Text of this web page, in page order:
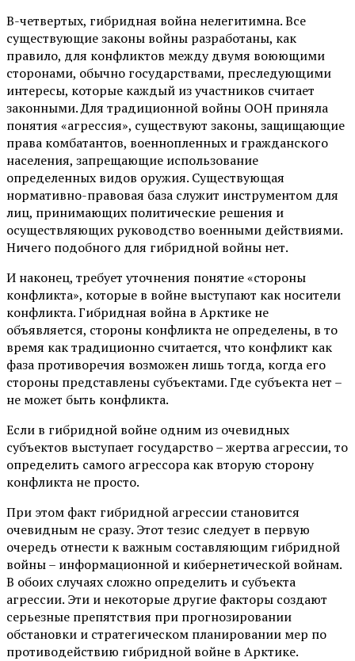
В-четвертых, гибридная война нелегитимна. Все
существующие законы войны разработаны, как
правило, для конфликтов между двумя воюющими
сторонами, обычно государствами, преследующими
интересы, которые каждый из участников считает
законными. Для традиционной войны ООН приняла
понятия «агрессия», существуют законы, защищающие
права комбатантов, военнопленных и гражданского
населения, запрещающие использование
определенных видов оружия. Существующая
нормативно-правовая база служит инструментом для
лиц, принимающих политические решения и
осуществляющих руководство военными действиями.
Ничего подобного для гибридной войны нет.
И наконец, требует уточнения понятие «стороны
конфликта», которые в войне выступают как носители
конфликта. Гибридная война в Арктике не
объявляется, стороны конфликта не определены, в то
время как традиционно считается, что конфликт как
фаза противоречия возможен лишь тогда, когда его
стороны представлены субъектами. Где субъекта нет –
не может быть конфликта.
Если в гибридной войне одним из очевидных
субъектов выступает государство – жертва агрессии, то
определить самого агрессора как вторую сторону
конфликта не просто.
При этом факт гибридной агрессии становится
очевидным не сразу. Этот тезис следует в первую
очередь отнести к важным составляющим гибридной
войны – информационной и кибернетической войнам.
В обоих случаях сложно определить и субъекта
агрессии. Эти и некоторые другие факторы создают
серьезные препятствия при прогнозировании
обстановки и стратегическом планировании мер по
противодействию гибридной войне в Арктике.